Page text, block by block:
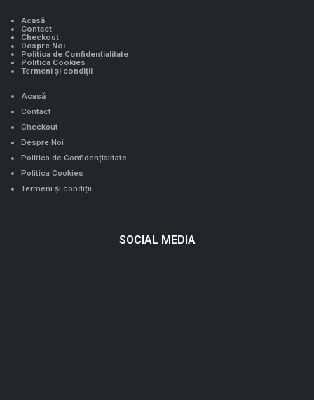
Acasă
Contact
Checkout
Despre Noi
Politica de Confidențialitate
Politica Cookies
Termeni și condiții
Acasă
Contact
Checkout
Despre Noi
Politica de Confidențialitate
Politica Cookies
Termeni și condiții
SOCIAL MEDIA